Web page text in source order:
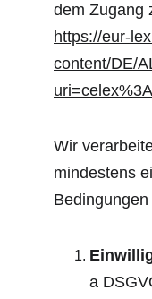
dem Zugang
https://eur-
content/DE/
Wir
mindestens
a